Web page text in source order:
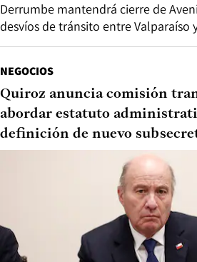
Derrumbe mantendrá cierre de
desvíos de tránsito entre Valparaíso
NEGOCIOS
Quiroz anuncia comisión
abordar estatuto
definición de nuevo